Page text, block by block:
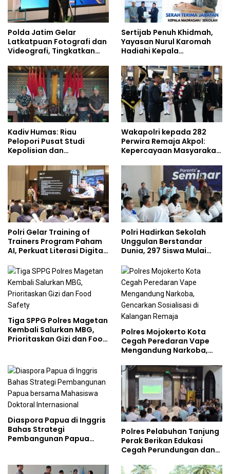
Polda Jatim Gelar
Latkatpuan Fotografi dan
Videografi, Tingkatkan
Era Digital
Sertijab Penuh Khidmah,
Yayasan Nurul Karomah
Hadiahi Kepala
Umrah
Kadiv Humas: Riau
Pelopori Pusat Studi
Kepolisian dan
Policing Masuki Babak
Wakapolri kepada 282
Perwira Remaja Akpol:
Kepercayaan Masyarakat
Polri Gelar Training of
Trainers Program Paham
AI, Perkuat Literasi Digital
Polri Hadirkan Sekolah
Unggulan Berstandar
Dunia, 297 Siswa Mulai
Tiga SPPG Polres Magetan
Kembali Salurkan MBG,
Prioritaskan Gizi dan Food
Polres Mojokerto Kota
Cegah Peredaran Vape
Mengandung Narkoba,
Kalangan Remaja
Diaspora Papua di Inggris
Bahas Strategi
Pembangunan Papua
Polres Pelabuhan Tanjung
Perak Berikan Edukasi
Cegah Perundungan dan
kepada Pelajar MPLS